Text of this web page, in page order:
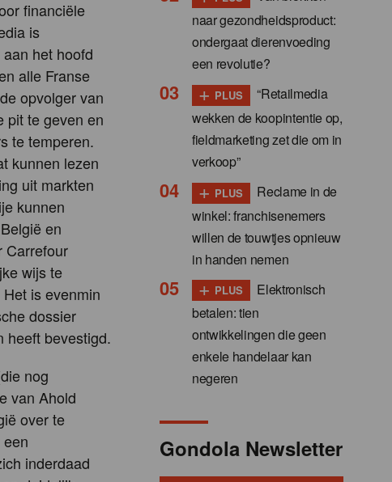
financiële
is
het hoofd
alle Franse
opvolger van
pit te geven en
te temperen.
kunnen lezen
uit markten
kunnen
en
Carrefour
wijs te
is evenmin
dossier
heeft bevestigd.
nog
van Ahold
over te
inderdaad
naar gezondheidsproduct:
ondergaat dierenvoeding
een revolutie?
+ PLUS
“Retailmedia
wekken de koopintentie op,
fieldmarketing zet die om in
verkoop”
+ PLUS
Reclame in de
winkel: franchisenemers
willen de touwtjes opnieuw
in handen nemen
+ PLUS
Elektronisch
betalen: tien
ontwikkelingen die geen
enkele handelaar kan
negeren
Gondola Newsletter